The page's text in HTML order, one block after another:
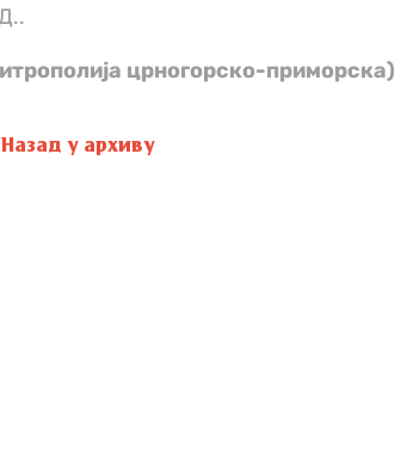
црногорско-приморска)
Назад у архиву